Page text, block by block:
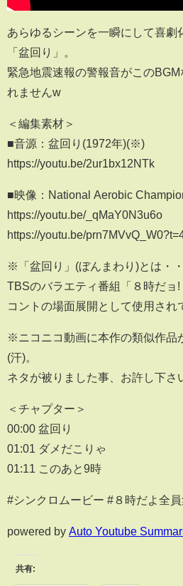
あらゆるシーンを一瞬にして喜劇
「盆回り」。
緊急地震速報の警報音がこの
れませんw
＜編集素材＞
■音源：盆回り(1972年)(※)
https://youtu.be/2ur1bx12NTk
■映像：National Aerobic
https://youtu.be/_qMaY0N3u6o
https://youtu.be/
※「盆回り」(ぼんまわり)とは・・
TBSのバラエティ番組「８時だョ!
コントの場面展開として使用され
※ニコニコ動画に本作の類似作品
(汗)。
ネタが被りました事、お許し下さ
＜チャプター＞
00:00 盆回り
01:01 ダメだこりゃ
01:11 このあと9時
#シンクロムービー #８時だよ全員
powered by Auto Youtube
共有: